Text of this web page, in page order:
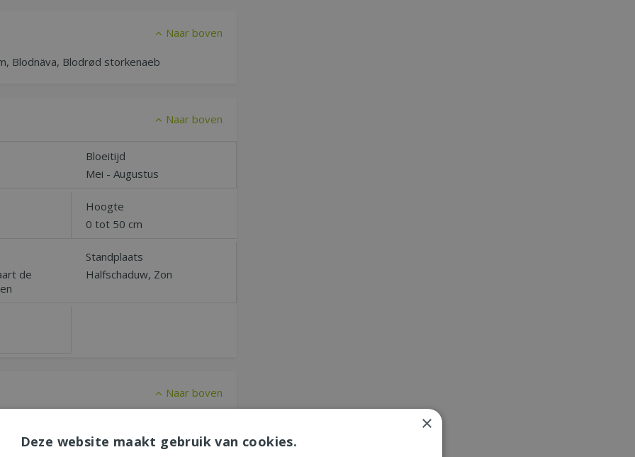
Naar boven
Blodnäva, Blodrød storkenaeb
Naar boven
Bloeitijd
Mei - Augustus
Hoogte
0 tot 50 cm
de
Standplaats
Halfschaduw, Zon
Naar boven
sanguineum
×
Deze website maakt gebruik van cookies.